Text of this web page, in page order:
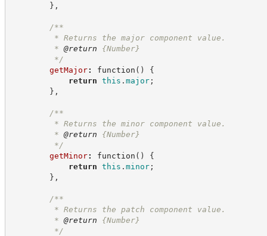
} ,
/**
* Returns the major component value.
* @return
{Number}
*/
getMajor: function ( )
{
return this . major;
} ,
/**
* Returns the minor component value.
* @return
{Number}
*/
getMinor: function ( )
{
return this . minor;
} ,
/**
* Returns the patch component value.
* @return
{Number}
*/